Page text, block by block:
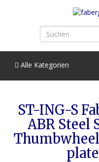
Alle Kategorien
ST-ING-S
ABR Steel